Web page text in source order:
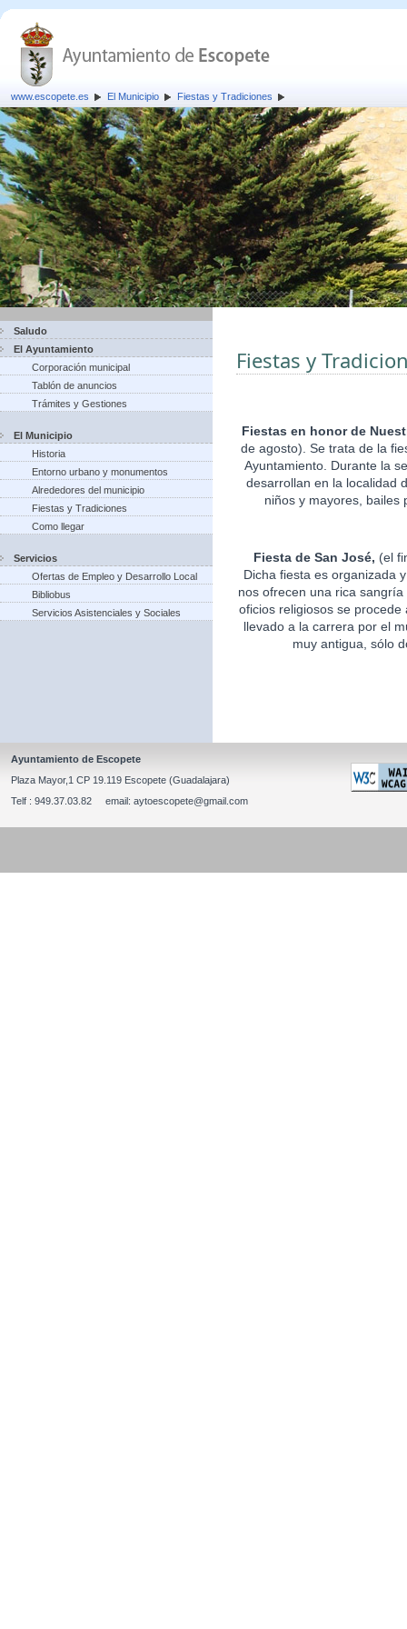
www.escopete.es El Municipio Fiestas y Tradiciones
Saludo
El Ayuntamiento
Corporación municipal
Tablón de anuncios
Trámites y Gestiones
El Municipio
Historia
Entorno urbano y monumentos
Alrededores del municipio
Fiestas y Tradiciones
Como llegar
Servicios
Ofertas de Empleo y Desarrollo Local
Bibliobus
Servicios Asistenciales y Sociales
Fiestas y
Fiestas en honor de
de agosto). Se trata de la
Ayuntamiento. Durante la
desarrollan en la localidad
niños y mayores, bailes
Fiesta de San José, (el
Dicha fiesta es organizada
nos ofrecen una rica
oficios religiosos se
llevado a la carrera por el
muy antigua, sólo
Ayuntamiento de Escopete
Plaza Mayor,1 CP 19.119 Escopete (Guadalajara)
Telf : 949.37.03.82 email: aytoescopete@gmail.com